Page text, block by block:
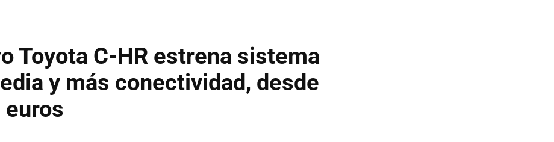
Toyota C-HR estrena sistema
y más conectividad, desde